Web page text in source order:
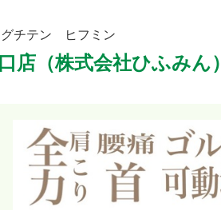
チテン ヒフミン
店（株式会社ひふみん）